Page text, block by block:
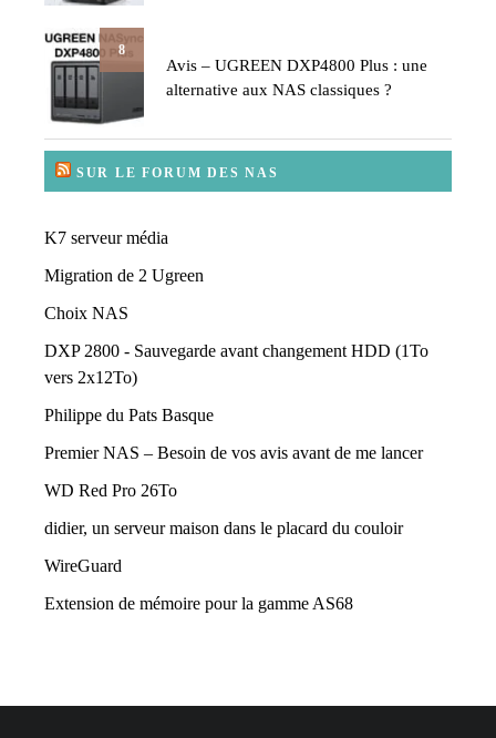
8
Avis – UGREEN DXP4800 Plus : une
alternative aux NAS classiques ?
SUR LE FORUM DES NAS
K7 serveur média
Migration de 2 Ugreen
Choix NAS
DXP 2800 - Sauvegarde avant changement HDD (1To
vers 2x12To)
Philippe du Pats Basque
Premier NAS – Besoin de vos avis avant de me lancer
WD Red Pro 26To
didier, un serveur maison dans le placard du couloir
WireGuard
Extension de mémoire pour la gamme AS68